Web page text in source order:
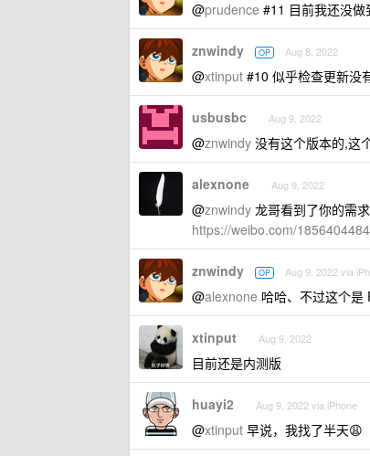
@prudence #11 目前我还没
znwindy OP Aug 8, 2022
@xtinput #10 似乎检查更新没
usbusbc Aug 9, 2022
@znwindy 没有这个版本的,这
alexnone Aug 9, 2022
@znwindy 龙哥看到了你的需
https://weibo.com/
znwindy OP Aug 9, 2022 via
@alexnone 哈哈、不过这个是
xtinput Aug 9, 2022
目前还是内测版
huayi2 Aug 9, 2022 via iPhone
@xtinput 早说，我找了半天😩